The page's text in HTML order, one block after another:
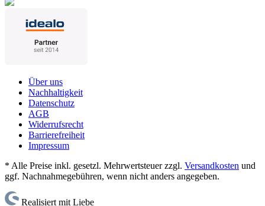
Über uns
Nachhaltigkeit
Datenschutz
AGB
Widerrufsrecht
Barrierefreiheit
Impressum
* Alle Preise inkl. gesetzl. Mehrwertsteuer zzgl. Versandkosten und
ggf. Nachnahmegebühren, wenn nicht anders angegeben.
Realisiert mit Liebe